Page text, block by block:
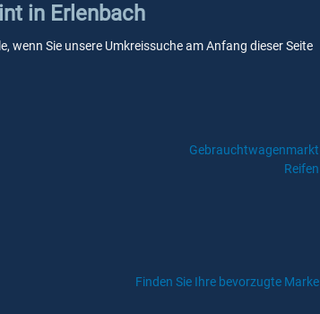
in Erlenbach
wenn Sie unsere Umkreissuche am Anfang dieser Seite
Gebrauchtwagenmarkt
Reifen
Finden Sie Ihre bevorzugte Marke